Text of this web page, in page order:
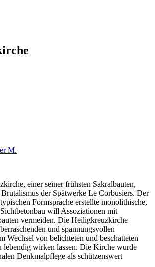
M.
einer seiner frühsten Sakralbauten,
der Spätwerke Le Corbusiers. Der
Formsprache erstellte monolithische,
will Assoziationen mit
vermeiden. Die Heiligkreuzkirche
und spannungsvollen
Wechsel von belichteten und beschatteten
lebendig wirken lassen. Die Kirche wurde
Denkmalpflege als schützenswert